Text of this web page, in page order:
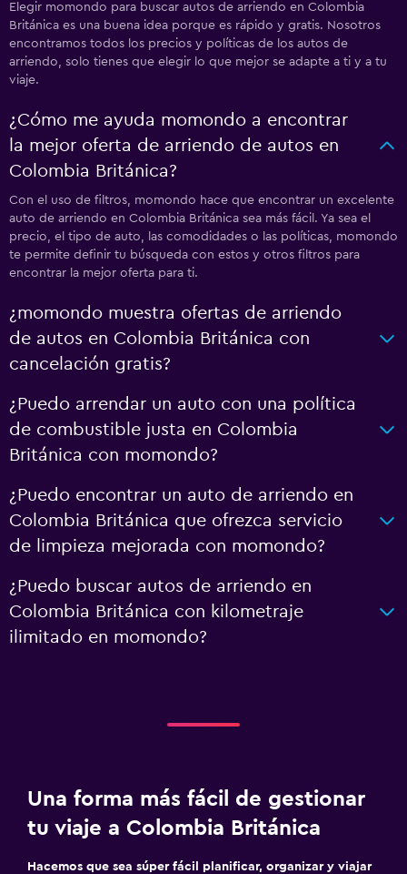
Elegir momondo para buscar autos de arriendo en Colombia
Británica es una buena idea porque es rápido y gratis. Nosotros
encontramos todos los precios y políticas de los autos de
arriendo, solo tienes que elegir lo que mejor se adapte a ti y a tu
viaje.
¿Cómo me ayuda momondo a encontrar
la mejor oferta de arriendo de autos en
Colombia Británica?
Con el uso de filtros, momondo hace que encontrar un excelente
auto de arriendo en Colombia Británica sea más fácil. Ya sea el
precio, el tipo de auto, las comodidades o las políticas, momondo
te permite definir tu búsqueda con estos y otros filtros para
encontrar la mejor oferta para ti.
¿momondo muestra ofertas de arriendo
de autos en Colombia Británica con
cancelación gratis?
¿Puedo arrendar un auto con una política
de combustible justa en Colombia
Británica con momondo?
¿Puedo encontrar un auto de arriendo en
Colombia Británica que ofrezca servicio
de limpieza mejorada con momondo?
¿Puedo buscar autos de arriendo en
Colombia Británica con kilometraje
ilimitado en momondo?
Una forma más fácil de gestionar
tu viaje a Colombia Británica
Hacemos que sea súper fácil planificar, organizar y viajar